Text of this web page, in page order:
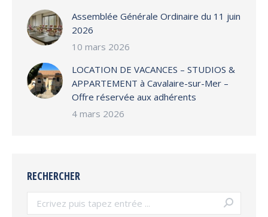
Assemblée Générale Ordinaire du 11 juin
2026
10 mars 2026
LOCATION DE VACANCES – STUDIOS &
APPARTEMENT à Cavalaire-sur-Mer –
Offre réservée aux adhérents
4 mars 2026
RECHERCHER